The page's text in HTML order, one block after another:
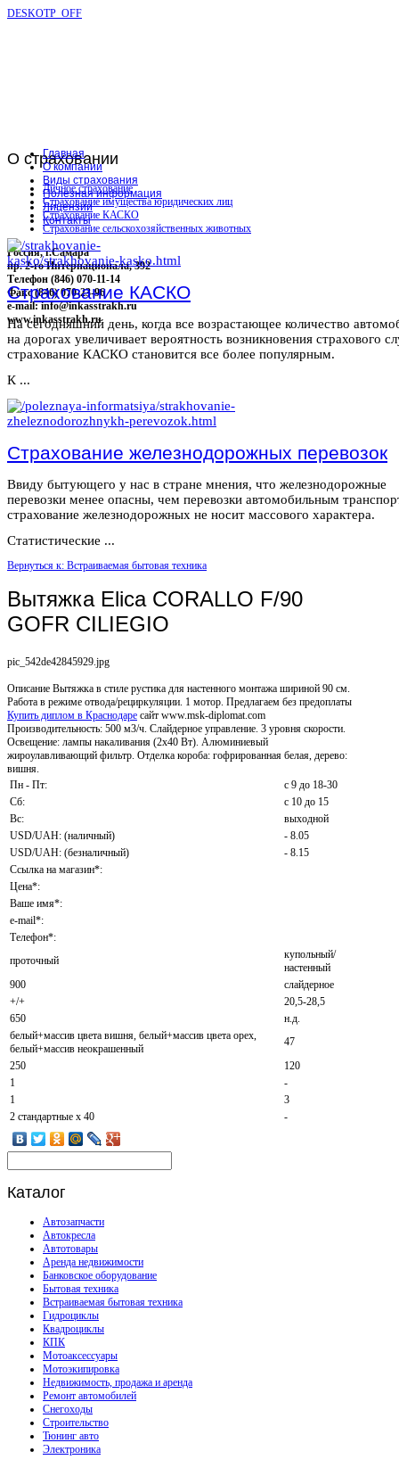
DESKOTP_OFF
О страховании
Личное страхование
Страхование имущества юридических лиц
Страхование КАСКО
Страхование сельскохозяйственных животных
Россия, г.Самара
пр. 2-го Интернационала, 392
Телефон (846) 070-11-14
Факс (846) 070-23-96
e-mail: info@inkasstrakh.ru
www.inkasstrakh.ru
Главная
О компании
Виды страхования
Полезная информация
Лицензии
Контакты
Страхование КАСКО
На сегодняшний день, когда все возрастающее количество
на дорогах увеличивает вероятность возникновения страхового
страхование КАСКО становится все более популярным.
К ...
Страхование железнодорожных перевозок
Ввиду бытующего у нас в стране мнения, что железнодорожные
перевозки менее опасны, чем перевозки автомобильным
страхование железнодорожных не носит массового характера.
Статистические ...
Вернуться к: Встраиваемая бытовая техника
Вытяжка Elica CORALLO F/90
GOFR CILIEGIO
pic_542de42845929.jpg
Описание Вытяжка в стиле рустика для настенного монтажа шириной 90 см.
Работа в режиме отвода/рециркуляции. 1 мотор. Предлагаем без предоплаты
Купить диплом в Краснодаре сайт www.msk-diplomat.com
Производительность: 500 м3/ч. Слайдерное управление. 3 уровня скорости.
Освещение: лампы накаливания (2х40 Вт). Алюминиевый
жироулавливающий фильтр. Отделка короба: гофрированная белая, дерево:
вишня.
Пн - Пт:
с 9 до 18-30
Сб:
с 10 до 15
Вс:
выходной
USD/UAH: (наличный)
- 8.05
USD/UAH: (безналичный)
- 8.15
Ссылка на магазин*:
Цена*:
Ваше имя*:
e-mail*:
Телефон*:
проточный
купольный/
настенный
900
слайдерное
+/+
20,5-28,5
650
н.д.
белый+массив цвета вишня, белый+массив цвета орех,
белый+массив неокрашенный
47
250
120
1
-
1
3
2 стандартные х 40
-
Каталог
Автозапчасти
Автокресла
Автотовары
Аренда недвижимости
Банковское оборудование
Бытовая техника
Встраиваемая бытовая техника
Гидроциклы
Квадроциклы
КПК
Мотоаксессуары
Мотоэкипировка
Недвижимость, продажа и аренда
Ремонт автомобилей
Снегоходы
Строительство
Тюнинг авто
Электроника